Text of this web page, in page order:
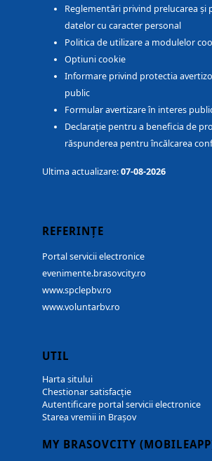
Reglementări privind prelucarea și
datelor cu caracter personal
Politica de utilizare a modulelor
Optiuni cookie
Informare privind protectia
public
Formular avertizare în interes
Declarație pentru a beneficia de
răspunderea pentru încălcarea
Ultima actualizare:07-08-2026
REFERINȚE
Portal servicii electronice
evenimente.brasovcity.ro
www.spclepbv.ro
www.voluntarbv.ro
UTIL
Harta sitului
Chestionar satisfacție
Autentificare portal servicii electronice
Starea vremii in Brașov
MY BRASOVCITY